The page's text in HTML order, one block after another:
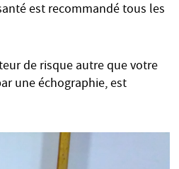
est recommandé tous les
de risque autre que votre
une échographie, est